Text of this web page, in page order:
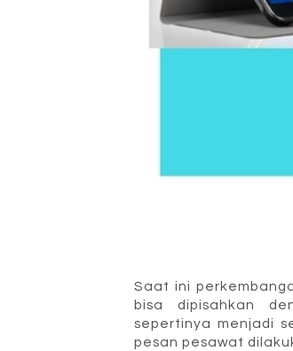
Saat ini
bisa dipisahkan
sepertinya menjadi
pesan pesawat